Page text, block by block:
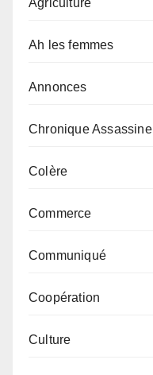
Ah les femmes
Annonces
Chronique Assassine
Colère
Commerce
Communiqué
Coopération
Culture